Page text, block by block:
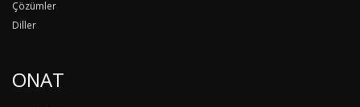
Çözümler
Diller
ONAT